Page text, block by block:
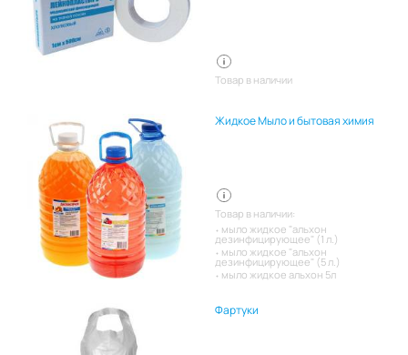
Товар в наличии
Жидкое Мыло и бытовая химия
Товар в наличии:
мыло жидкое "альхон
дезинфицирующее" (1 л.)
мыло жидкое "альхон
дезинфицирующее" (5 л.)
мыло жидкое альхон 5л
Фартуки